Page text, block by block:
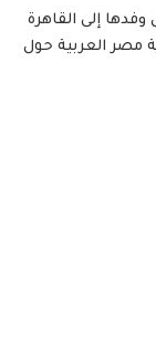
إلى القاهرة
مصر العربية حول